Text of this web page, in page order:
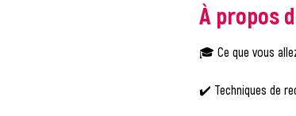
À propos
🎓 Ce que vous
✔️ Techniques de